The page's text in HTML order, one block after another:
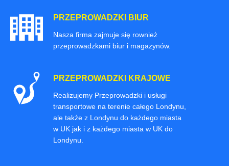
PRZEPROWADZKI BIUR
Nasza firma zajmuje się rownież
przeprowadzkami biur i magazynów.
PRZEPROWADZKI KRAJOWE
Realizujemy Przeprowadzki i usługi
transportowe na terenie całego Londynu,
ale także z Londynu do każdego miasta
w UK jak i z każdego miasta w UK do
Londynu.